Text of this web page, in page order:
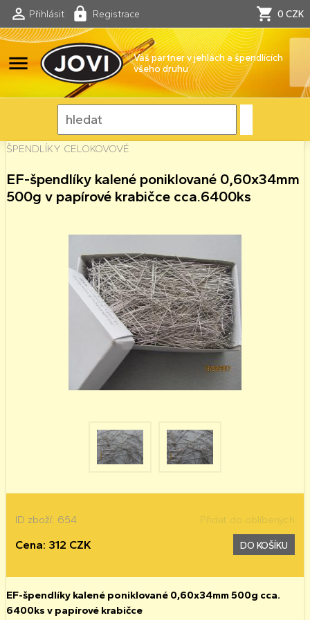
Přihlásit Registrace 0 CZK
menu
Váš partner v jehlách a špendlících
všeho druhu
ŠPENDLÍKY CELOKOVOVÉ
EF-špendlíky kalené poniklované 0,60x34mm
500g v papírové krabičce cca.6400ks
ID zboží: 654 Přidat do oblíbených
Cena: 312 CZK DO KOŠÍKU
EF-špendlíky kalené poniklované 0,60x34mm 500g cca.
6400ks v papírové krabičce